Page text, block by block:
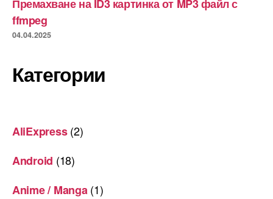
Премахване на ID3 картинка от MP3 файл с
ffmpeg
04.04.2025
Категории
AliExpress(2)
Android (18)
Anime / Manga (1)